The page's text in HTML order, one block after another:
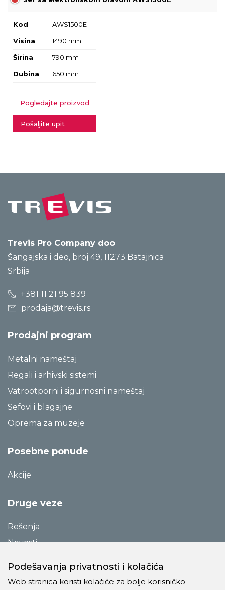
Kod AWS1500E
Visina 1490 mm
Širina 790 mm
Dubina 650 mm
Pogledajte proizvod
Pošaljite upit
Trevis Pro Company doo
Šangajska i deo, broj 49, 11273 Batajnica
Srbija
+381 11 21 95 839
prodaja@trevis.rs
Prodajni program
Metalni nameštaj
Regali i arhivski sistemi
Vatrootporni i sigurnosni nameštaj
Sefovi i blagajne
Oprema za muzeje
Posebne ponude
Akcije
Druge veze
Rešenja
Novosti
Podešavanja privatnosti i kolačića
Web stranica koristi kolačiće za bolje korisničko